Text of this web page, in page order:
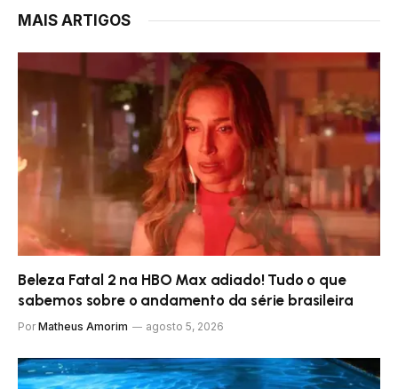
MAIS ARTIGOS
Beleza Fatal 2 na HBO Max adiado! Tudo o que
sabemos sobre o andamento da série brasileira
Por Matheus Amorim agosto 5, 2026